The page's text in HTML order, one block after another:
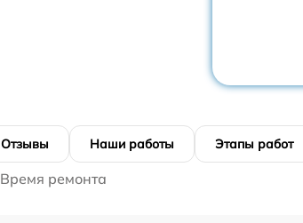
Отзывы Наши работы Этапы работ
Время ремонта